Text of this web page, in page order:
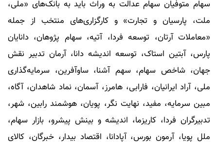
سهام متوفیان سهام عدالت به وراث باید به بانک‌های «ملی،
ملت، پارسیان و تجارت» و کارگزاری‌های منتخب از جمله
«معاملات آرتان، توسعه فردا، آتیه، سهام پژوهان، دانایان
پارس، آبتین استاک، توسعه اندیشه دانا، آرمان تدبیر نقش
جهان، شاخص سهام، سهم آشنا، ساوآفرین، سرمایه‌گذاری
ملی، آراد ایرانیان، فارابی، هامرز، آسمان، نماد شاهدان، آگاه،
مبین سرمایه، مفید، نهایت نگر، پویان، هوشمند رابین، شهر،
تدبیرگران فردا، کاریزما، اندیشه و بینش پیشرو، بازار سهام،
ملل پویا، آرمون بورس، آپادانا، اقتصاد بیدار، خبرگان، کالای